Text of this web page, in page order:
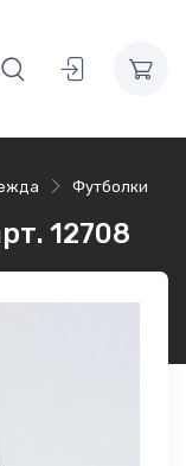
Футболки
12708